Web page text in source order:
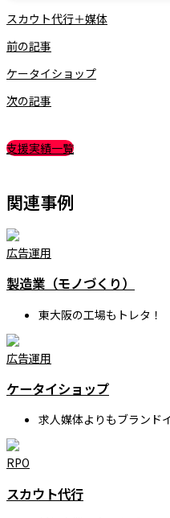
スカウト代行＋媒体
前の記事
ケータイショップ
次の記事
支援実績一覧
関連事例
広告運用
製造業（モノづくり）
東大阪の工場もトレタ！
広告運用
ケータイショップ
求人媒体よりもブランド
RPO
スカウト代行